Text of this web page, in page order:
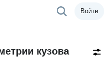
Войти
кузова